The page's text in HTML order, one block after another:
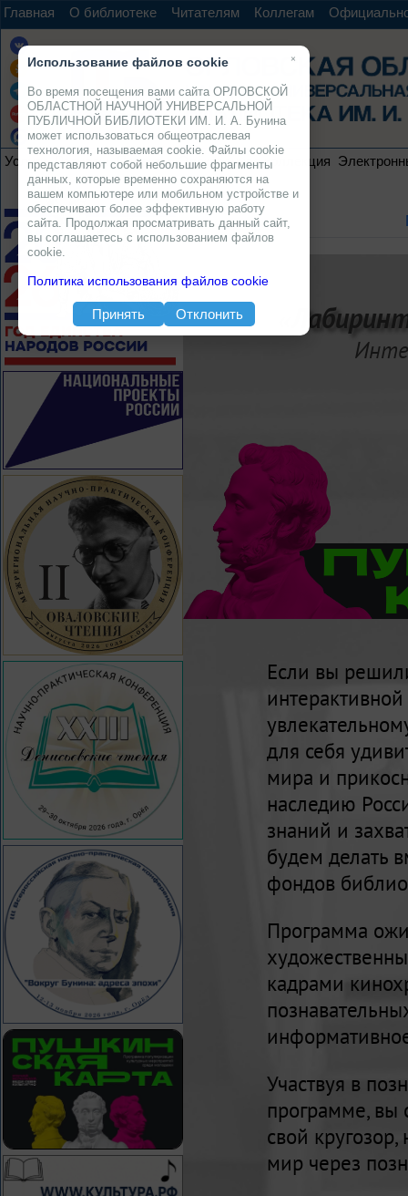
Главная О библиотеке Читателям Коллегам
Услуги Ресурсы Проекты Электронная коллекция
Если вы
для себя
мира и
наследию
знаний и
будем делать
фондов
Программа
кадрами
Участвуя в
программе, вы
свой
мир через
×
Использование файлов cookie
Во время посещения вами сайта ОРЛОВСКОЙ
ОБЛАСТНОЙ НАУЧНОЙ УНИВЕРСАЛЬНОЙ
ПУБЛИЧНОЙ БИБЛИОТЕКИ ИМ. И. А. Бунина
может использоваться общеотраслевая
технология, называемая cookie. Файлы cookie
представляют собой небольшие фрагменты
данных, которые временно сохраняются на
вашем компьютере или мобильном устройстве и
обеспечивают более эффективную работу
сайта. Продолжая просматривать данный сайт,
вы соглашаетесь с использованием файлов
cookie.
Политика использования файлов cookie
Принять Отклонить